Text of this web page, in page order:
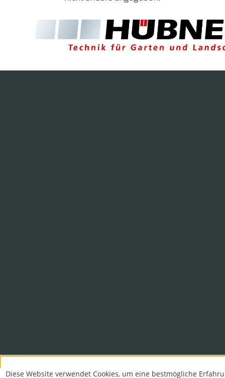
Diese Website verwendet Cookies, um eine bestmögliche